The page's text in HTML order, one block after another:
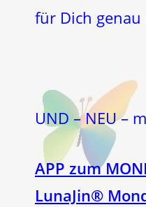
für Dich
UND – NEU –
APP zum
LunaJin®